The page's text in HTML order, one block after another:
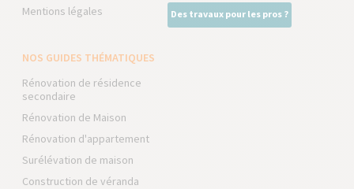
Mentions légales
Des travaux pour les pros ?
NOS GUIDES THÉMATIQUES
Rénovation de résidence
secondaire
Rénovation de Maison
Rénovation d'appartement
Surélévation de maison
Construction de véranda